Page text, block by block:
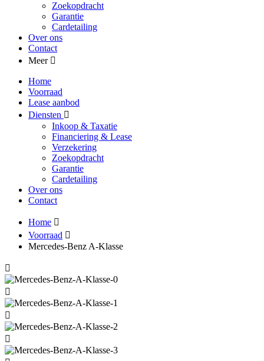
Zoekopdracht
Garantie
Cardetailing
Over ons
Contact
Meer
Home
Voorraad
Lease aanbod
Diensten
Inkoop & Taxatie
Financiering & Lease
Verzekering
Zoekopdracht
Garantie
Cardetailing
Over ons
Contact
Home
Voorraad
Mercedes-Benz A-Klasse